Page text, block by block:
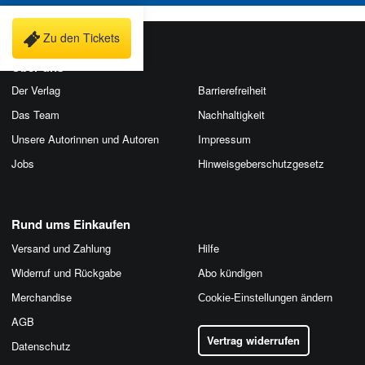
Zu den Tickets
Über uns
Der Verlag
Das Team
Unsere Autorinnen und Autoren
Jobs
Barrierefreiheit
Nachhaltigkeit
Impressum
Hinweis­geber­schutz­gesetz
Rund ums Einkaufen
Versand und Zahlung
Widerruf und Rückgabe
Merchandise
AGB
Datenschutz
Hilfe
Abo kündigen
Cookie-Einstellungen ändern
Vertrag widerrufen